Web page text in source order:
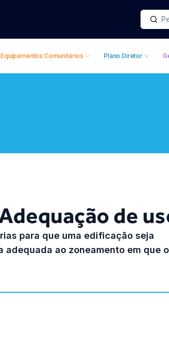
Equipamentos Comunitários Plano Diretor
de
para que uma edificação seja
ao zoneamento em que o